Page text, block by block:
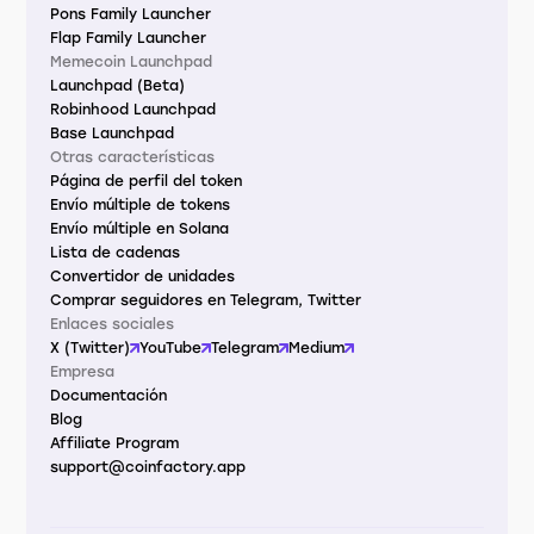
Pons Family Launcher
Flap Family Launcher
Memecoin Launchpad
Launchpad (Beta)
Robinhood Launchpad
Base Launchpad
Otras características
Página de perfil del token
Envío múltiple de tokens
Envío múltiple en Solana
Lista de cadenas
Convertidor de unidades
Comprar seguidores en Telegram, Twitter
Enlaces sociales
X (Twitter) YouTube Telegram
Medium
Empresa
Documentación
Blog
Affiliate Program
support@coinfactory.app